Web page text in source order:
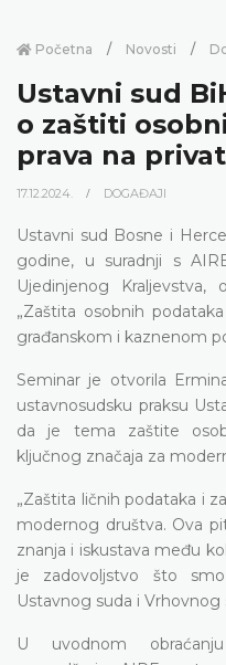
Početna Novosti
Ustavni sud
o zaštiti
prava na
17.12.2024. DOGAĐAJI
Ustavni sud Bosne i
godine, u suradnji s
Ujedinjenog
„Zaštita osobnih
građanskom i kaznenom
Seminar je otvorila
ustavnosudsku praksu
da je tema zaštite
ključnog značaja za
„Zaštita ličnih podataka i
modernog društva. Ova
znanja i iskustava među
je zadovoljstvo što
Ustavnog suda i Vrhovnog
U uvodnom